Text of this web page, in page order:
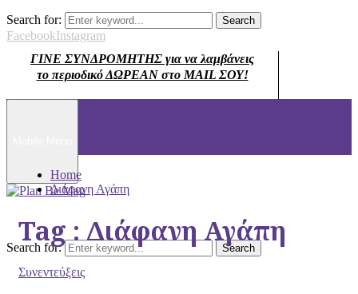
Search for: Search
FacebookInstagram
ΓΙΝΕ ΣΥΝΔΡΟΜΗΤΗΣ για να λαμβάνεις
το περιοδικό ΔΩΡΕΑΝ στο MAIL ΣΟΥ!
Search for: Search
Home
Διάφανη Αγάπη
Tag : Διάφανη Αγάπη
Συνεντεύξεις